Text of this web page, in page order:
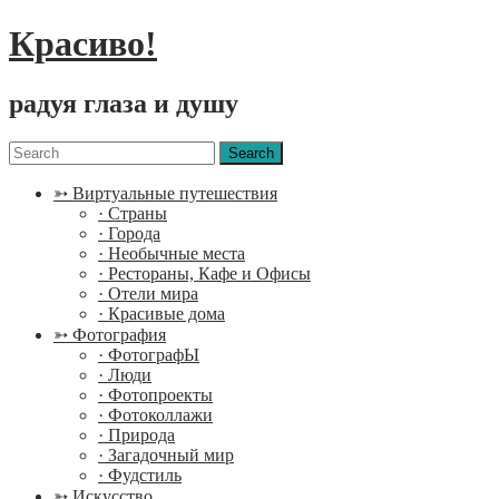
Красиво!
радуя глаза и душу
Menu
Search
for:
➳ Виртуальные путешествия
· Страны
· Города
· Необычные места
· Рестораны, Кафе и Офисы
· Отели мира
· Красивые дома
➳ Фотография
· ФотографЫ
· Люди
· Фотопроекты
· Фотоколлажи
· Природа
· Загадочный мир
· Фудстиль